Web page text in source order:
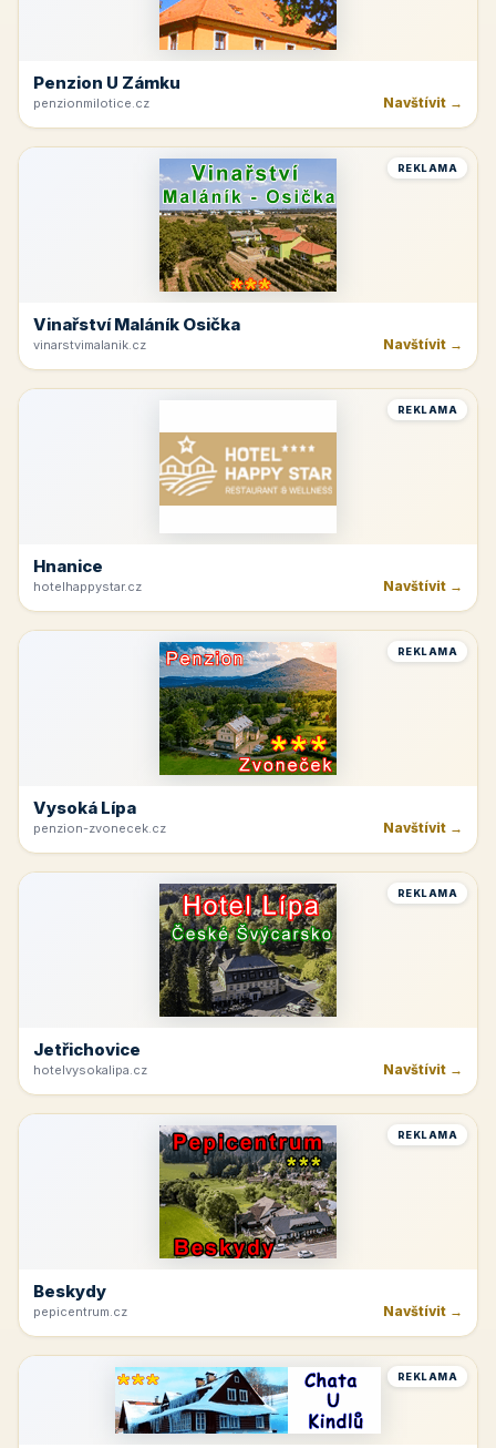
Penzion U Zámku
penzionmilotice.cz Navštívit →
REKLAMA
Vinařství Maláník Osička
vinarstvimalanik.cz Navštívit →
REKLAMA
Hnanice
hotelhappystar.cz Navštívit →
REKLAMA
Vysoká Lípa
penzion-zvonecek.cz Navštívit →
REKLAMA
Jetřichovice
hotelvysokalipa.cz Navštívit →
REKLAMA
Beskydy
pepicentrum.cz Navštívit →
REKLAMA